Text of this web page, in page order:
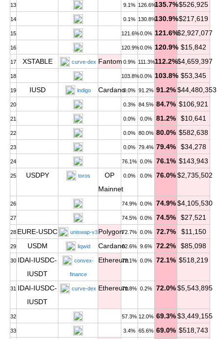
13 9.1% 126.6%135.7%$526,925
14 0.1% 130.8%130.9%$217,619
15 121.6%0.0% 121.6%$2,927,077
16 120.9%0.0% 120.9% $15,842
17 XSTABLE curve-dex Fantom 0.9% 111.3%112.2%$4,659,397
18 103.8%0.0% 103.8% $53,345
19 IUSD indigo Cardano0.0% 91.2% 91.2% $44,480,353
20 0.3% 84.5% 84.7% $106,921
21 0.0% 0.0% 81.2% $10,641
22 0.0% 80.0% 80.0% $582,638
23 0.0% 79.4% 79.4% $34,278
24 76.1% 0.0% 76.1% $143,943
25 USDPY toros
OP
Mainnet
0.0% 0.0% 76.0% $2,735,502
26 74.9% 0.0% 74.9% $4,105,530
27 74.5% 0.0% 74.5% $27,521
28 EURE-USDC uniswap-v3Polygon72.7% 0.0% 72.7% $11,150
29 USDM liqwid Cardano62.6% 9.6% 72.2% $85,098
30 IDAI-IUSDC-
IUSDT
convex-
finance
Ethereum72.1% 0.0% 72.1% $518,219
31 IDAI-IUSDC-
IUSDT
curve-dex Ethereum71.8% 0.2% 72.0% $5,543,895
32 57.3% 12.0% 69.3% $3,449,155
33 3.4% 65.6% 69.0% $518,743